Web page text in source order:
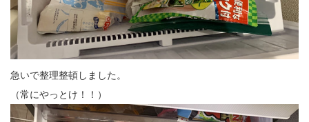
急いで整理整頓しました。
（常にやっとけ！！）